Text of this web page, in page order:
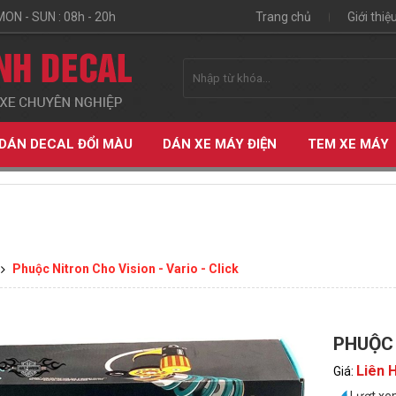
- SUN : 08h - 20h Trang chủ Giới thiệu
DÁN DECAL ĐỔI MÀU DÁN XE MÁY ĐIỆN TEM XE MÁY
Phuộc Nitron Cho Vision - Vario - Click
Giá: Liên